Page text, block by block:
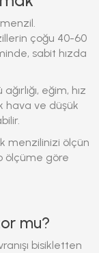
çoğu 40-60
sabit hızda
eğim, hız
hava ve düşük
menzilinizi ölçün
ölçüme göre
mu?
bisikletten